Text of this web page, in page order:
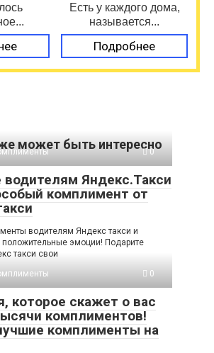
Есть у каждого дома,
называется...
Подробнее
может быть интересно
0
водителям Яндекс.Такси
комплимент от
водителям Яндекс такси и
положительные эмоции! Подарите
такси свои
0
которое скажет о вас
комплиментов!
комплименты на